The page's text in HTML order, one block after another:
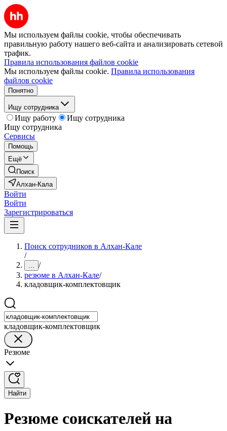
Мы используем файлы cookie, чтобы обеспечивать
правильную работу нашего веб-сайта и анализировать сетевой
трафик.
Правила использования файлов cookie
Мы используем файлы cookie. Правила использования
файлов cookie
Понятно
Ищу сотрудника
Ищу работу
Ищу сотрудника
Ищу сотрудника
Сервисы
Помощь
Ещё
Поиск
Алхан-Кала
Войти
Войти
Зарегистрироваться
Поиск сотрудников в Алхан-Кале
/
... /
резюме в Алхан-Кале/
кладовщик-комплектовщик
кладовщик-комплектовщик
Резюме
Найти
Резюме соискателей на